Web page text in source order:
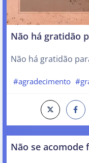
Não há gratidão
Não há gratidão
#agradecimento
Não se acomode